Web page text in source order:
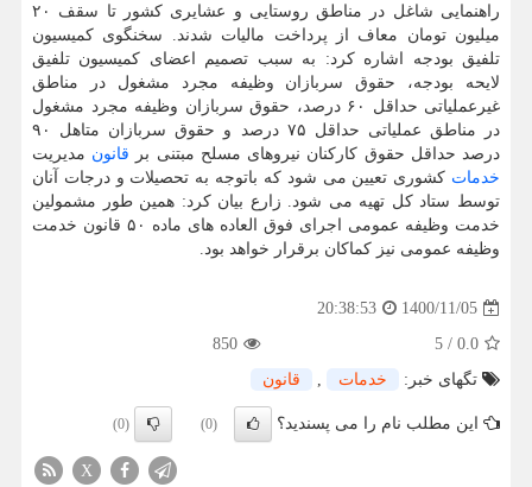
راهنمایی شاغل در مناطق روستایی و عشایری کشور تا سقف ۲۰
میلیون تومان معاف از پرداخت مالیات شدند. سخنگوی کمیسیون
تلفیق بودجه اشاره کرد: به سبب تصمیم اعضای کمیسیون تلفیق
لایحه بودجه، حقوق سربازان وظیفه مجرد مشغول در مناطق
غیرعملیاتی حداقل ۶۰ درصد، حقوق سربازان وظیفه مجرد مشغول
در مناطق عملیاتی حداقل ۷۵ درصد و حقوق سربازان متاهل ۹۰
درصد حداقل حقوق کارکنان نیروهای مسلح مبتنی بر قانون مدیریت
خدمات کشوری تعیین می شود که باتوجه به تحصیلات و درجات آنان
توسط ستاد کل تهیه می شود. زارع بیان کرد: همین طور مشمولین
خدمت وظیفه عمومی اجرای فوق العاده های ماده ۵۰ قانون خدمت
وظیفه عمومی نیز کماکان برقرار خواهد بود.
1400/11/05
20:38:53
0.0
/
5
850
تگهای خبر:
خدمات , قانون
این مطلب نام را می پسندید؟ (0)
(0)
X